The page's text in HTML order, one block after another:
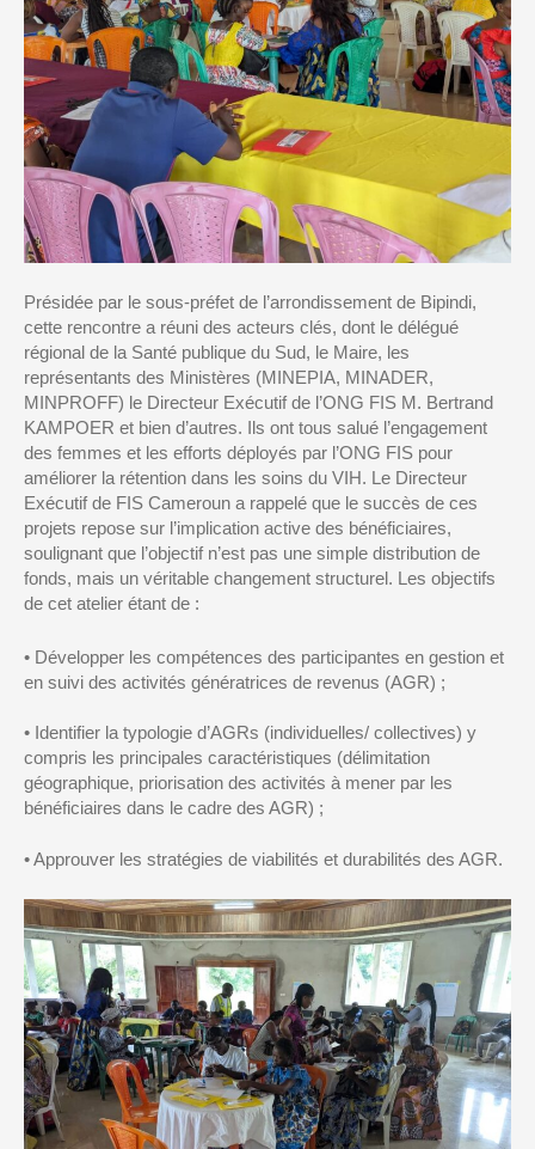
Présidée par le sous-préfet de l’arrondissement de Bipindi,
cette rencontre a réuni des acteurs clés, dont le délégué
régional de la Santé publique du Sud, le Maire, les
représentants des Ministères (MINEPIA, MINADER,
MINPROFF) le Directeur Exécutif de l’ONG FIS M. Bertrand
KAMPOER et bien d’autres. Ils ont tous salué l’engagement
des femmes et les efforts déployés par l’ONG FIS pour
améliorer la rétention dans les soins du VIH. Le Directeur
Exécutif de FIS Cameroun a rappelé que le succès de ces
projets repose sur l’implication active des bénéficiaires,
soulignant que l’objectif n’est pas une simple distribution de
fonds, mais un véritable changement structurel. Les objectifs
de cet atelier étant de :
• Développer les compétences des participantes en gestion et
en suivi des activités génératrices de revenus (AGR) ;
• Identifier la typologie d’AGRs (individuelles/ collectives) y
compris les principales caractéristiques (délimitation
géographique, priorisation des activités à mener par les
bénéficiaires dans le cadre des AGR) ;
•Approuver les stratégies de viabilités et durabilités des AGR.